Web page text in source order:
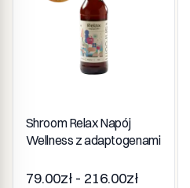
Shroom Relax Napój
Wellness z adaptogenami
79.00zł - 216.00zł